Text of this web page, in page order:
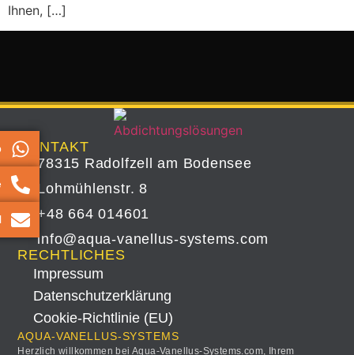
Ihnen, […]
KONTAKT
78315 Radolfzell am Bodensee
Lohmühlenstr. 8
+48 664 014601
info@aqua-vanellus-systems.com
RECHTLICHES
Impressum
Datenschutz­erklärung
Cookie-Richtlinie (EU)
AQUA-VANELLUS-SYSTEMS
Herzlich willkommen bei Aqua-Vanellus-Systems.com, Ihrem